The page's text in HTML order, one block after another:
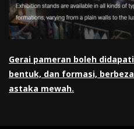
Gerai pameran boleh
bentuk, dan formasi,
astaka mewah.